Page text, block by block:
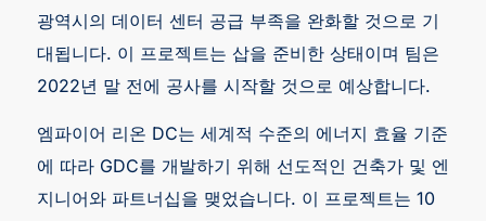
광역시의 데이터 센터 공급 부족을 완화할 것으로 기
대됩니다. 이 프로젝트는 삽을 준비한 상태이며 팀은
2022년 말 전에 공사를 시작할 것으로 예상합니다.
엠파이어 리온 DC는 세계적 수준의 에너지 효율 기준
에 따라 GDC를 개발하기 위해 선도적인 건축가 및 엔
지니어와 파트너십을 맺었습니다. 이 프로젝트는 10